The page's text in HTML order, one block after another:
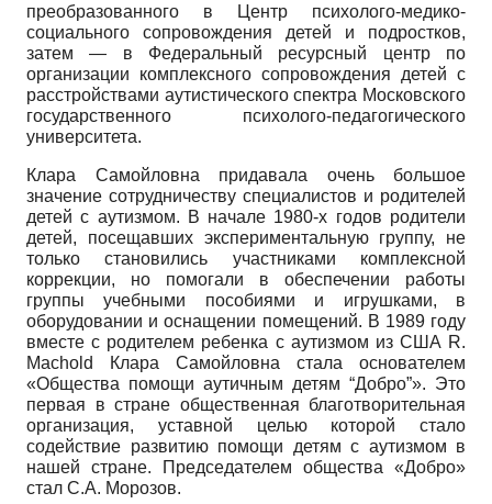
преобразованного в Центр психолого-медико-
социального сопровождения детей и подростков,
затем — в Федеральный ресурсный центр по
организации комплексного сопровождения детей с
расстройствами аутистического спектра Московского
государственного психолого-педагогического
университета.
Клара Самойловна придавала очень большое
значение сотрудничеству специалистов и родителей
детей с аутизмом. В начале 1980-х годов родители
детей, посещавших экспериментальную группу, не
только становились участниками комплексной
коррекции, но помогали в обеспечении работы
группы учебными пособиями и игрушками, в
оборудовании и оснащении помещений. В 1989 году
вместе с родителем ребенка с аутизмом из США R.
Machold Клара Самойловна стала основателем
«Общества помощи аутичным детям “Добро”». Это
первая в стране общественная благотворительная
организация, уставной целью которой стало
содействие развитию помощи детям с аутизмом в
нашей стране. Председателем общества «Добро»
стал С.А. Морозов.